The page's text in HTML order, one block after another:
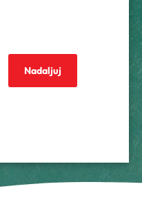
Nadaljuj